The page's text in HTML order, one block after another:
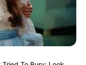
2 correntinha e
espaço da
pulando 2,
caminho até a